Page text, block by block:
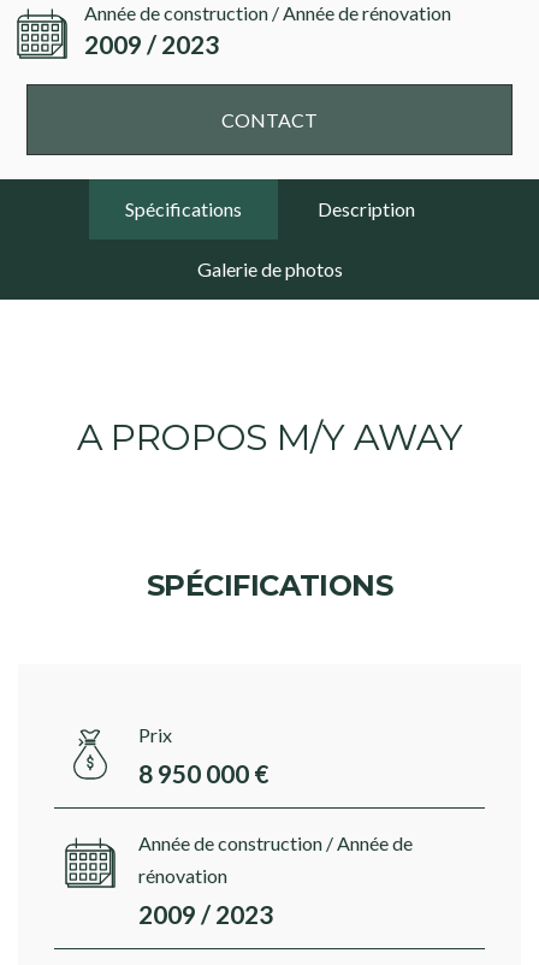
Année de construction / Année de rénovation
2009 / 2023
CONTACT
Spécifications Description
Galerie de photos
A PROPOS M/Y AWAY
SPÉCIFICATIONS
Prix
8 950 000 €
Année de construction / Année de
rénovation
2009 / 2023